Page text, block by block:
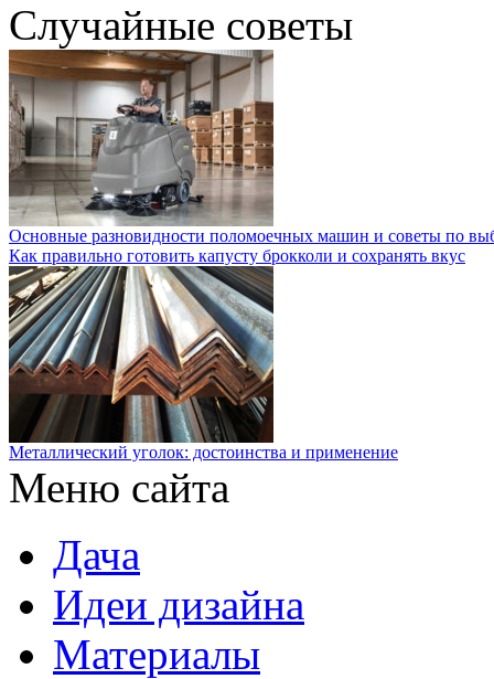
Случайные советы
Основные разновидности поломоечных машин и советы по
Как правильно готовить капусту брокколи и сохранять вкус
Металлический уголок: достоинства и применение
Меню сайта
Дача
Идеи дизайна
Материалы